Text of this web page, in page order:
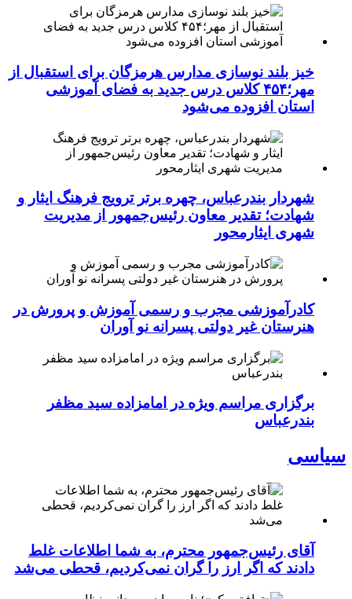
خیز بلند نوسازی مدارس هرمزگان برای استقبال از
مهر؛۴۵۴ کلاس درس جدید به فضای آموزشی
استان افزوده می‌شود
شهردار بندرعباس، چهره برتر ترویج فرهنگ ایثار و
شهادت؛ تقدیر معاون رئیس‌جمهور از مدیریت
شهری ایثارمحور
کادرآموزشی مجرب و رسمی آموزش و پرورش در
هنرستان غیر دولتی پسرانه نو آوران
برگزاری مراسم ویژه در امامزاده سید مظفر
بندرعباس
سیاسی
آقای رئیس‌جمهور محترم، به شما اطلاعات غلط
دادند که اگر ارز را گران نمی‌کردیم، قحطی می‌شد